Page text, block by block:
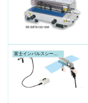
富士インパルスシーラー機